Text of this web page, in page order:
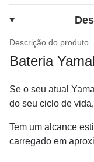
Descrição do produto
Bateria
Se o seu atual
do seu ciclo de
Tem um alcance
carregado em